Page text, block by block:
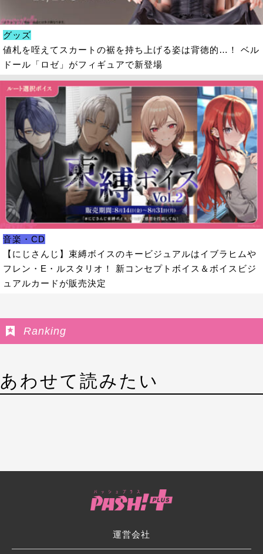
グッズ
値札を咥えてスカートの裾を持ち上げる姿は背徳的…！ ベル
ドール「ロゼ」がフィギュアで新登場
音楽・CD
【にじさんじ】束縛ボイスのキービジュアルはイブラヒムや
フレン・E・ルスタリオ！ 新コンセプトボイス＆ボイスビジ
ュアルカードが販売決定
Ranking
あわせて読みたい
運営会社